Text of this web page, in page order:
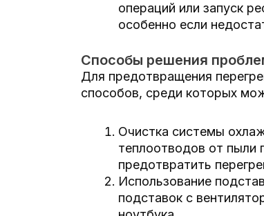
операций или запуск
особенно если
Способы решения
Для предотвращения
способов, среди которых
Очистка системы
теплоотводов от пыли
предотвратить
Использование
подставок с